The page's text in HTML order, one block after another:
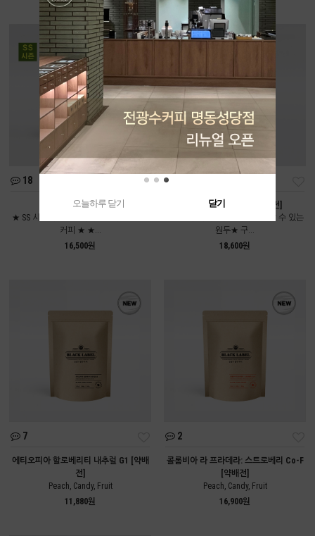
18
여름인가봄 [중배전]
★ SS 시즌에만 만날 수 있는 시즌블렌드
커피 ★ ★...
16,500원
콜롬비아 디카페인 [약배전]
★전광수커피하우스에서도 만날 수 있는
원두★ 구...
18,600원
7
에티오피아 할로베리티 내추럴 G1 [약배
전]
Peach, Candy, Fruit
11,880원
2
콜롬비아 라 프라데라: 스트로베리 Co-F
[약배전]
Peach, Candy, Fruit
16,900원
오늘하루 닫기 닫기